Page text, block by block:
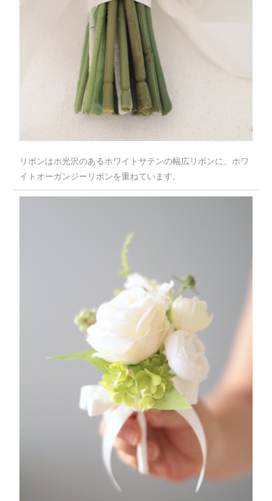
リボンはホ光沢のあるホワイトサテンの幅広リボンに、ホワ
イトオーガンジーリボンを重ねています。